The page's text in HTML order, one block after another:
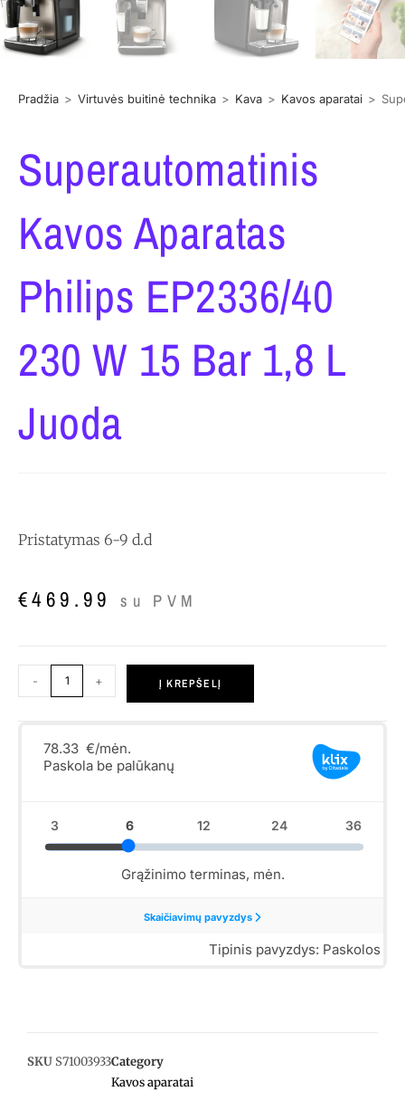
Pradžia > Virtuvės buitinė technika > Kava > Kavos aparatai >
Superautomatinis
Kavos Aparatas
Philips EP2336/40
230 W 15 Bar 1,8 L
Juoda
Pristatymas 6-9 d.d
€469.99 su PVM
- + Į KREPŠELĮ
SKU S71003933Category
Kavos aparatai